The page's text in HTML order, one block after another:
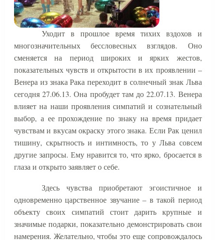
Уходит в прошлое время тихих вздохов и
многозначительных бессловесных взглядов. Оно
сменяется на период широких и ярких жестов,
показательных чувств и открытости в их проявлении –
Венера из знака Рака переходит в солнечный знак Льва
сегодня 27.06.13. Она пробудет там до 22.07.13. Венера
влияет на наши проявления симпатий и сознательный
выбор, а ее прохождение по знаку на время придает
чувствам и вкусам окраску этого знака. Если Рак ценил
тишину, скрытность и интимность, то у Льва совсем
другие запросы. Ему нравится то, что ярко, бросается в
глаза и открыто заявляет о себе.
Здесь чувства приобретают эгоистичное и
одновременно царственное звучание – в такой период
объекту своих симпатий стоит дарить крупные и
значимые подарки, показательно демонстрировать свои
намерения. Желательно, чтобы это еще сопровождалось